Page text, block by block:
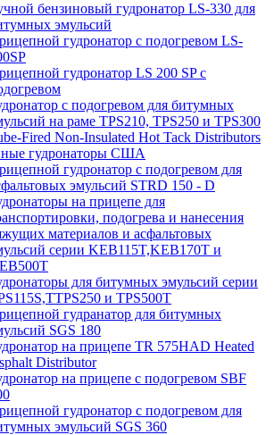
бензиновый гудронатор LS-330 для
эмульсий
гудронатор с подогревом LS-
гудронатор LS 200 SP с
с подогревом для битумных
на раме TPS210, TPS250 и TPS300
Fired Non-Insulated Hot Tack Distributors
гудронаторы США
гудронатор с подогревом для
эмульсий STRD 150 - D
на прицепе для
подогрева и нанесения
материалов и асфальтовых
серии KEB115T,KEB170T и
для битумных эмульсий серии
и TPS500T
гудранатор для битумных
SGS 180
на прицепе TR 575HAD Heated
Distributor
на прицепе с подогревом SBF
гудронатор с подогревом для
эмульсий SGS 360